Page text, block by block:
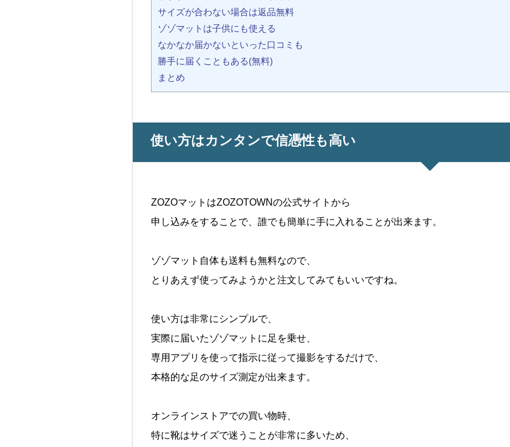
サイズが合わない場合は返品無料
ゾゾマットは子供にも使える
なかなか届かないといった口コミも
勝手に届くこともある(無料)
まとめ
使い方はカンタンで信憑性も高い
ZOZOマットはZOZOTOWNの公式サイトから
申し込みをすることで、誰でも簡単に手に入れることが出来ます。
ゾゾマット自体も送料も無料なので、
とりあえず使ってみようかと注文してみてもいいですね。
使い方は非常にシンプルで、
実際に届いたゾゾマットに足を乗せ、
専用アプリを使って指示に従って撮影をするだけで、
本格的な足のサイズ測定が出来ます。
オンラインストアでの買い物時、
特に靴はサイズで迷うことが非常に多いため、